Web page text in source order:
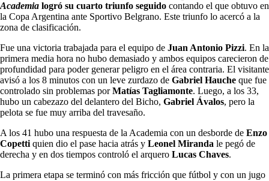
Academia logró su cuarto triunfo seguido contando el que obtuvo en
la Copa Argentina ante Sportivo Belgrano. Este triunfo lo acercó a la
zona de clasificación.
Fue una victoria trabajada para el equipo de Juan Antonio Pizzi. En la
primera media hora no hubo demasiado y ambos equipos carecieron de
profundidad para poder generar peligro en el área contraria. El visitante
avisó a los 8 minutos con un leve zurdazo de Gabriel Hauche que fue
controlado sin problemas porMatías Tagliamonte. Luego, a los 33,
hubo un cabezazo del delantero del Bicho, Gabriel Ávalos, pero la
pelota se fue muy arriba del travesaño.
A los 41 hubo una respuesta de la Academia con un desborde de Enzo
Copetti quien dio el pase hacia atrás y Leonel Miranda le pegó de
derecha y en dos tiempos controló el arquero Lucas Chaves.
La primera etapa se terminó con más fricción que fútbol y con un jugo